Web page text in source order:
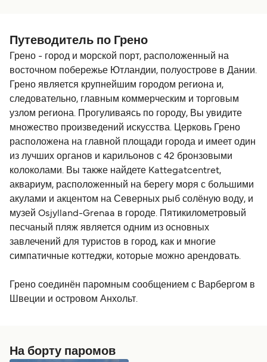
Путеводитель по Грено
Грено - город и морской порт, расположенный на
восточном побережье Ютландии, полуострове в Дании.
Грено является крупнейшим городом региона и,
следовательно, главным коммерческим и торговым
узлом региона. Прогуливаясь по городу, Вы увидите
множество произведений искусства. Церковь Грено
расположена на главной площади города и имеет один
из лучших органов и карильонов с 42 бронзовыми
колоколами. Вы также найдете Kattegatcentret,
аквариум, расположенный на берегу моря с большими
акулами и акцентом на Северных рыб солёную воду, и
музей Osjylland-Grenaa в городе. Пятикилометровый
песчаный пляж является одним из основных
завлечений для туристов в город, как и многие
симпатичные коттеджи, которые можно арендовать.
Грено соединён паромным сообщением с Варбергом в
Швеции и островом Анхольт.
На борту паромов